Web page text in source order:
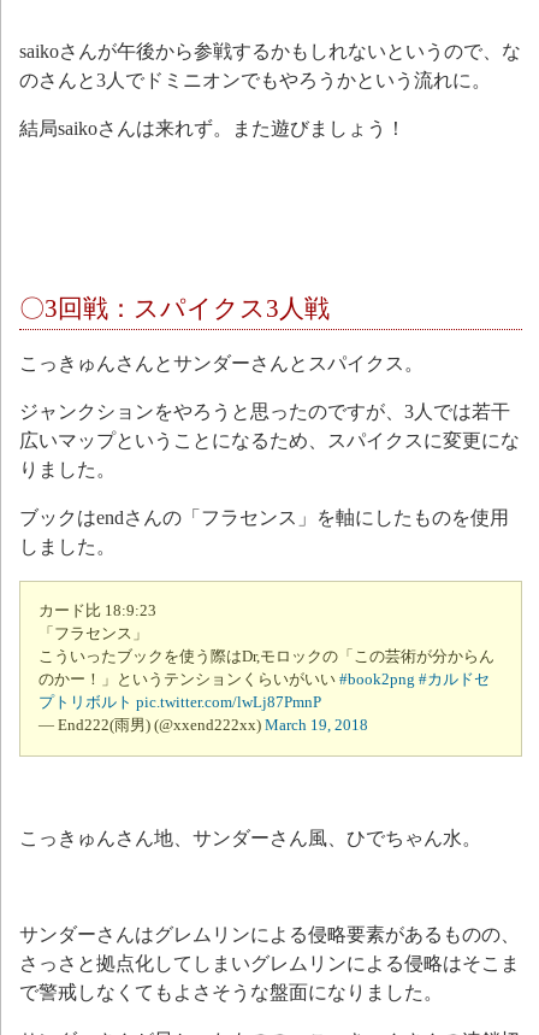
saikoさんが午後から参戦するかもしれないというので、な
のさんと3人でドミニオンでもやろうかという流れに。
結局saikoさんは来れず。また遊びましょう！
〇3回戦：スパイクス3人戦
こっきゅんさんとサンダーさんとスパイクス。
ジャンクションをやろうと思ったのですが、3人では若干
広いマップということになるため、スパイクスに変更にな
りました。
ブックはendさんの「フラセンス」を軸にしたものを使用
しました。
カード比 18:9:23
「フラセンス」
こういったブックを使う際はDr,モロックの「この芸術が分からん
のかー！」というテンションくらいがいい #book2png #カルドセ
プトリボルト pic.twitter.com/lwLj87PmnP
— End222(雨男) (@xxend222xx) March 19, 2018
こっきゅんさん地、サンダーさん風、ひでちゃん水。
サンダーさんはグレムリンによる侵略要素があるものの、
さっさと拠点化してしまいグレムリンによる侵略はそこま
で警戒しなくてもよさそうな盤面になりました。